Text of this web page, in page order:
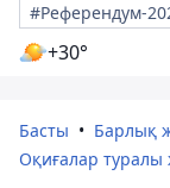
#Референдум-
+30°
Басты
Барлық
Оқиғалар